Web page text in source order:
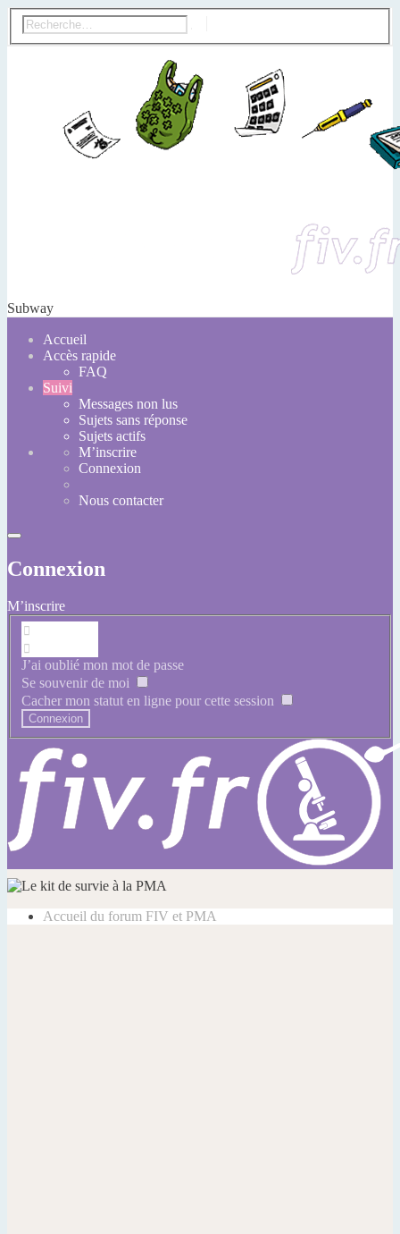
Subway
Accueil
Accès rapide
FAQ
Suivi
Messages non lus
Sujets sans réponse
Sujets actifs
M’inscrire
Connexion
Nous contacter
Connexion
M’inscrire
J’ai oublié mon mot de passe
Se souvenir de moi
Cacher mon statut en ligne pour cette session
Accueil du forum FIV et PMA